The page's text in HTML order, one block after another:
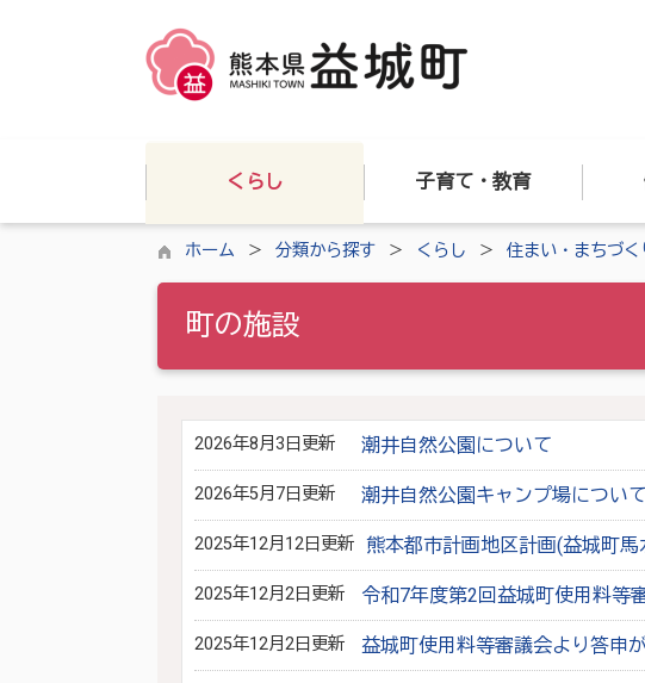
くらし 子育て・教育
ホーム 分類から探す くらし 住まい・まちづく
町の施設
2026年8月3日更新 潮井自然公園について
2026年5月7日更新 潮井自然公園キャンプ場について
2025年12月12日更新 熊本都市計画地区計画(益城町
2025年12月2日更新 令和7年度第2回益城町使用料等
2025年12月2日更新 益城町使用料等審議会より答申